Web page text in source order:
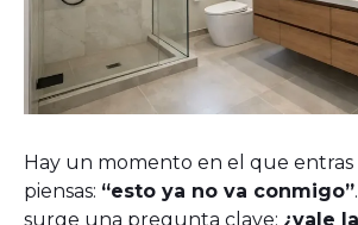
Hay un momento en el que entras
piensas: “esto ya no va conmigo”
surge una pregunta clave: ¿vale